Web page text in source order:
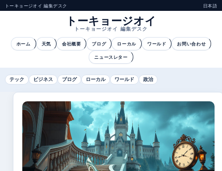
トーキョージオイ 編集デスク 日本語
トーキョージオイ
トーキョージオイ 編集デスク
ホーム 天気 会社概要 ブログ ローカル ワールド お問い合わせ
ニュースレター
テック ビジネス ブログ ローカル ワールド 政治